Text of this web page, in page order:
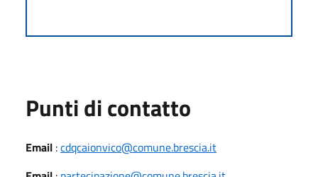
Punti di contatto
Email :cdqcaionvico@comune.brescia.it